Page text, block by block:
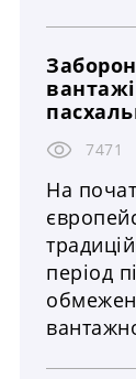
контроль
7471
На
період